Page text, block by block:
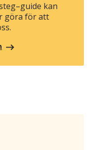
kan
göra för att